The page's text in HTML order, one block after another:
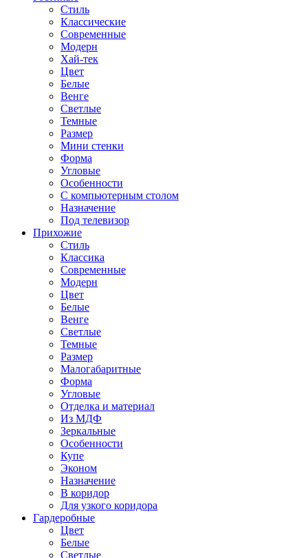
Стиль
Классические
Современные
Модерн
Хай-тек
Цвет
Белые
Венге
Светлые
Темные
Размер
Мини стенки
Форма
Угловые
Особенности
С компьютерным столом
Назначение
Под телевизор
Прихожие
Стиль
Классика
Современные
Модерн
Цвет
Белые
Венге
Светлые
Темные
Размер
Малогабаритные
Форма
Угловые
Отделка и материал
Из МДФ
Зеркальные
Особенности
Купе
Эконом
Назначение
В коридор
Для узкого коридора
Гардеробные
Цвет
Белые
Светлые